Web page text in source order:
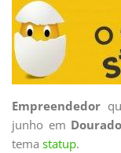
Empreendedor
junho em
tema statup.